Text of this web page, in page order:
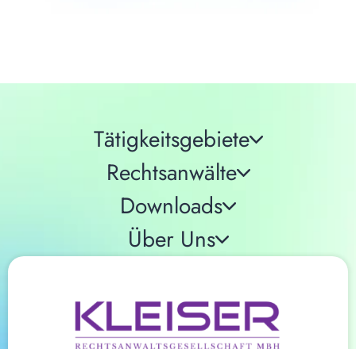
Tätigkeitsgebiete
Rechtsanwälte
Downloads
Über Uns